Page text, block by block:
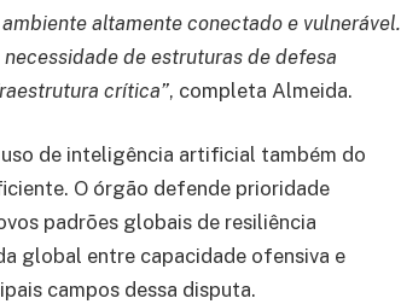
altamente conectado e vulnerável.
de estruturas de defesa
crítica”, completa Almeida.
de inteligência artificial também do
O órgão defende prioridade
padrões globais de resiliência
global entre capacidade ofensiva e
campos dessa disputa.